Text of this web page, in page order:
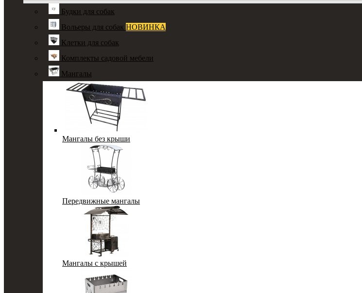
Будки для собак
Вольеры для собак НОВИНКА
Клетки для собак
Комплекты садовой мебели
Мангалы
Мангалы без крыши
Передвижные мангалы
Мангалы с крышей